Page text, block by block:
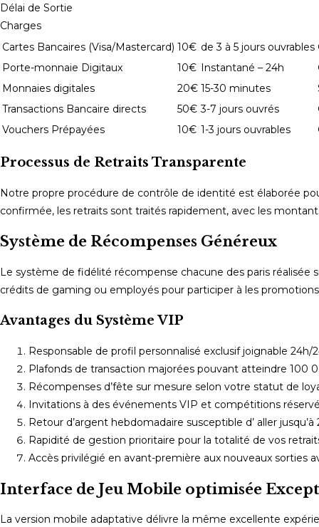
Délai de Sortie
Charges
Cartes Bancaires (Visa/Mastercard) 10€ de 3 à 5 jours ouvrables
Porte-monnaie Digitaux
10€ Instantané – 24h
Monnaies digitales
20€ 15-30 minutes
Transactions Bancaire directs
50€ 3-7 jours ouvrés
Vouchers Prépayées
10€ 1-3 jours ouvrables
Processus de Retraits Transparente
Notre propre procédure de contrôle de identité est élaborée
confirmée, les retraits sont traités rapidement, avec les
Système de Récompenses Généreux
Le système de fidélité récompense chacune des paris
crédits de gaming ou employés pour participer à les
Avantages du Système VIP
Responsable de profil personnalisé exclusif joignable 24h/
Plafonds de transaction majorées pouvant atteindre 100
Récompenses d’fête sur mesure selon votre statut de
Invitations à des événements VIP et compétitions
Retour d’argent hebdomadaire susceptible d’ aller
Rapidité de gestion prioritaire pour la totalité de vos
Accès privilégié en avant-première aux nouveaux sorties
Interface de Jeu Mobile optimisée
La version mobile adaptative délivre la même excellente